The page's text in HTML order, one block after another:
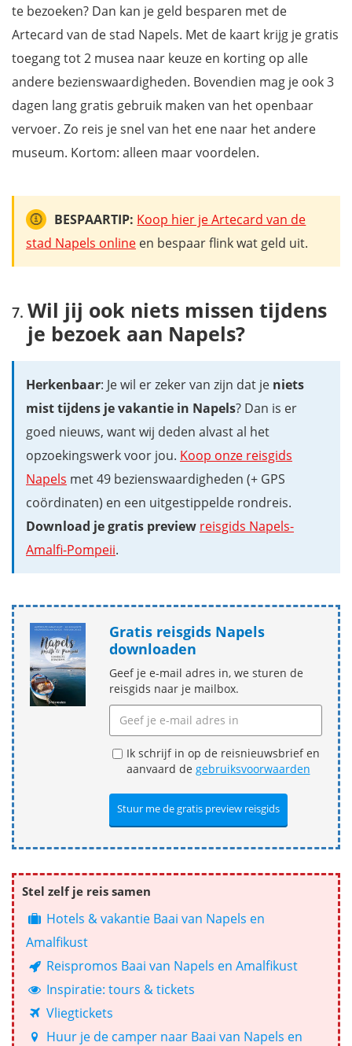
te bezoeken? Dan kan je geld besparen met de
Artecard van de stad Napels. Met de kaart krijg je gratis
toegang tot 2 musea naar keuze en korting op alle
andere bezienswaardigheden. Bovendien mag je ook 3
dagen lang gratis gebruik maken van het openbaar
vervoer. Zo reis je snel van het ene naar het andere
museum. Kortom: alleen maar voordelen.
BESPAARTIP: Koop hier je Artecard van de
stad Napels online en bespaar flink wat geld uit.
Wil jij ook niets missen tijdens
je bezoek aan Napels?
Herkenbaar: Je wil er zeker van zijn dat je niets
mist tijdens je vakantie in Napels? Dan is er
goed nieuws, want wij deden alvast al het
opzoekingswerk voor jou. Koop onze reisgids
Napels met 49 bezienswaardigheden (+ GPS
coördinaten) en een uitgestippelde rondreis.
Download je gratis preview reisgids Napels-
Amalfi-Pompeii.
Gratis reisgids Napels
downloaden
Geef je e-mail adres in, we sturen de
reisgids naar je mailbox.
Ik schrijf in op de reisnieuwsbrief en
aanvaard de gebruiksvoorwaarden
Stel zelf je reis samen
Hotels & vakantie Baai van Napels en
Amalfikust
Reispromos Baai van Napels en Amalfikust
Inspiratie: tours & tickets
Vliegtickets
Huur je de camper naar Baai van Napels en